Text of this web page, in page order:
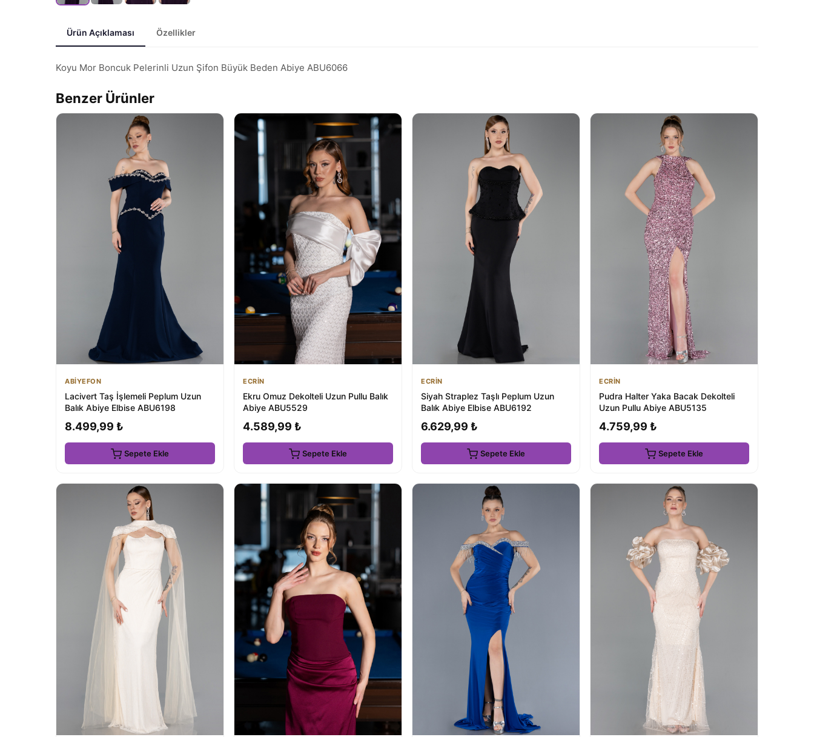
Ürün Açıklaması Özellikler
Koyu Mor Boncuk Pelerinli Uzun Şifon Büyük Beden Abiye ABU6066
Benzer Ürünler
ABİYEFON
Lacivert Taş İşlemeli Peplum Uzun
Balık Abiye Elbise ABU6198
8.499,99 ₺
Sepete Ekle
ECRİN
Ekru Omuz Dekolteli Uzun Pullu Balık
Abiye ABU5529
4.589,99 ₺
Sepete Ekle
ECRİN
Siyah Straplez Taşlı Peplum Uzun
Balık Abiye Elbise ABU6192
6.629,99 ₺
Sepete Ekle
ECRİN
Pudra Halter Yaka Bacak Dekolteli
Uzun Pullu Abiye ABU5135
4.759,99 ₺
Sepete Ekle